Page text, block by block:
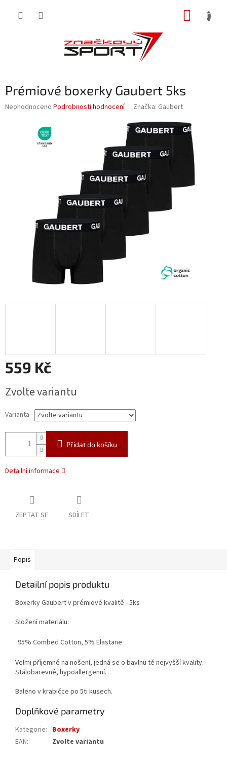
Prémiové boxerky Gaubert 5ks
Průměrné
Neohodnoceno Podrobnosti hodnocení Značka: Gaubert
559 Kč
cena:
Zvolte variantu
Varianta
Přidat do košíku
Detailní informace
ZEPTAT SE SDÍLET
Popis
Detailní popis produktu
Boxerky Gaubert v prémiové kvalitě - 5ks
Složení materiálu:
95% Combed Cotton, 5% Elastane
Velmi příjemné na nošení, jedná se o bavlnu té nejvyšší kvality.
Stálobarevné, hypoallergenní.
Baleno v krabičce po 5ti kusech.
Doplňkové parametry
Kategorie: Boxerky
EAN: Zvolte variantu